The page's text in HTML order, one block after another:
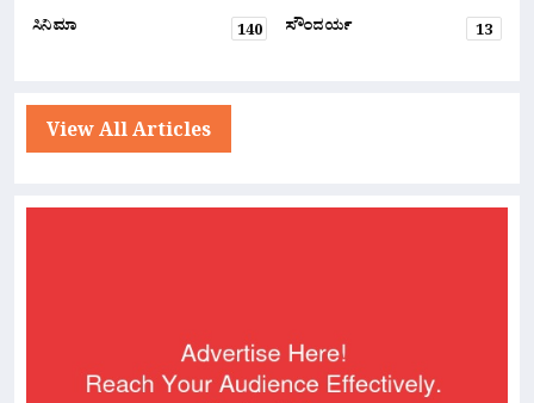
ಸಿನಿಮಾ
140 ಸೌಂದರ್ಯ 13
View All Articles